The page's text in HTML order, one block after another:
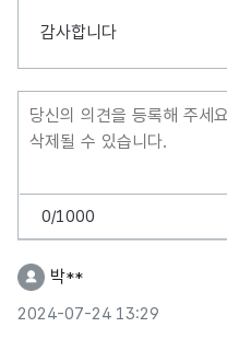
감사합니다
0/1000
박**
2024-07-24 13:29